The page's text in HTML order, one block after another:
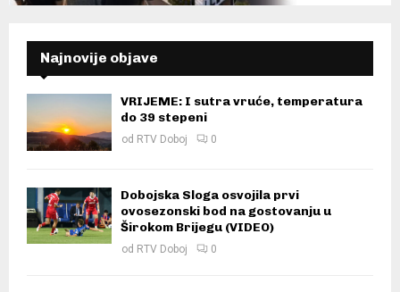
Najnovije objave
VRIJEME: I sutra vruće, temperatura
do 39 stepeni
od RTV Doboj 0
Dobojska Sloga osvojila prvi
ovosezonski bod na gostovanju u
Širokom Brijegu (VIDEO)
od RTV Doboj 0